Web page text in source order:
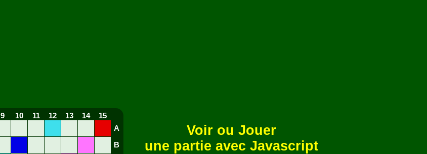
9 10 11 12 13 14
15
A
B
Voir ou Jouer
une partie avec Javascript